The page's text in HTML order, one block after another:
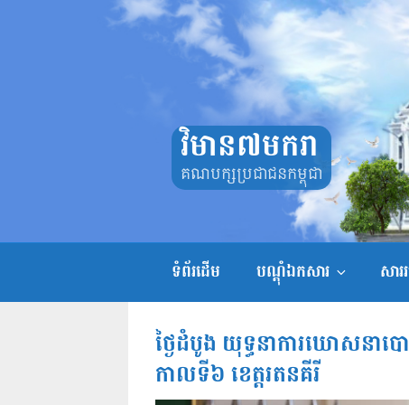
វិមាន៧មករា
គណបក្សប្រជាជនកម្ពុជា
ទំព័រដើម បណ្តុំឯកសារ សា
ថ្ងៃដំបូង យុទ្ធនាការឃោសនាប
កាលទី៦ ខេត្តរតនគីរី